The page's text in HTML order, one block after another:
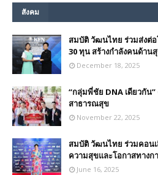
สังคม
สมบัติ วัฒนไทย ร่วมส่งต่
30 ทุน สร้างกำลังคนด้าน
December 18, 2025
“กลุ่มพี่ชัย DNA เดียวกัน”
สาธารณสุข
November 22, 2025
สมบัติ วัฒนไทย ร่วมคอน
ความสุขและโอกาสทางก
June 16, 2025